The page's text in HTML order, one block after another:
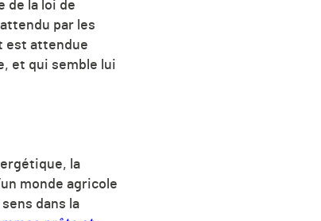
de la loi de
par les
est attendue
et qui semble lui
la
monde agricole
dans la